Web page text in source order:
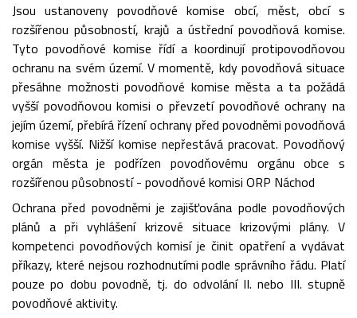
Jsou ustanoveny povodňové komise obcí, měst, obcí s
rozšířenou působností, krajů a ústřední povodňová komise.
Tyto povodňové komise řídí a koordinují protipovodňovou
ochranu na svém území. V momentě, kdy povodňová situace
přesáhne možnosti povodňové komise města a ta požádá
vyšší povodňovou komisi o převzetí povodňové ochrany na
jejím území, přebírá řízení ochrany před povodněmi povodňová
komise vyšší. Nižší komise nepřestává pracovat. Povodňový
orgán města je podřízen povodňovému orgánu obce s
rozšířenou působností - povodňové komisi ORP Náchod
Ochrana před povodněmi je zajišťována podle povodňových
plánů a při vyhlášení krizové situace krizovými plány. V
kompetenci povodňových komisí je činit opatření a vydávat
příkazy, které nejsou rozhodnutími podle správního řádu. Platí
pouze po dobu povodně, tj. do odvolání II. nebo III. stupně
povodňové aktivity.